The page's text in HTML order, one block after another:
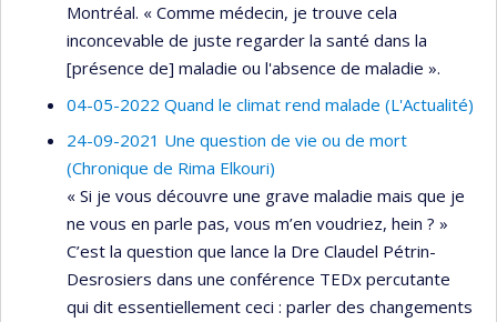
Montréal. « Comme médecin, je trouve cela
inconcevable de juste regarder la santé dans la
[présence de] maladie ou l'absence de maladie ».
04-05-2022 Quand le climat rend malade (L'Actualité)
24-09-2021 Une question de vie ou de mort
(Chronique de Rima Elkouri)
« Si je vous découvre une grave maladie mais que je
ne vous en parle pas, vous m’en voudriez, hein ? »
C’est la question que lance la Dre Claudel Pétrin-
Desrosiers dans une conférence TEDx percutante
qui dit essentiellement ceci : parler des changements